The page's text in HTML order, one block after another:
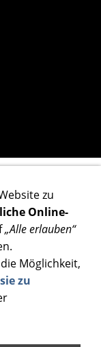
zu
Online-
„Alle erlauben“
Möglichkeit,
zu